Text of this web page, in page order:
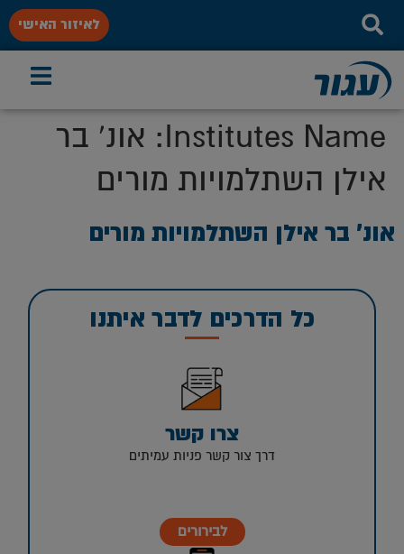
לאיזור האישי
Institutes Name:
אונ' בר
אילן השתלמויות מורים
אונ’ בר אילן השתלמויות מורים
כל הדרכים לדבר איתנו
צרו קשר
דרך צור קשר פניות עמיתים
לבירורים